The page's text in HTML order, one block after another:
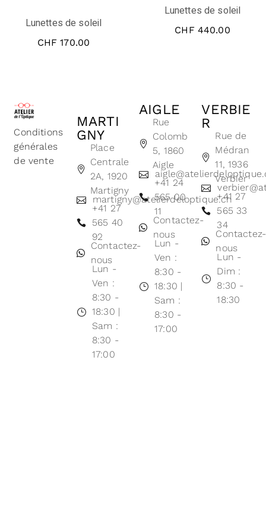
Lunettes de soleil
CHF 170.00
Lunettes de soleil
CHF 440.00
Conditions
générales
de vente
MARTI
GNY
Place
Centrale
2A, 1920
Martigny
martigny@atelierdeloptique.ch
+41 27
565 40
92
Contactez-
nous
Lun -
Ven :
8:30 -
18:30 |
Sam :
8:30 -
17:00
AIGLE
Rue
Colomb
5, 1860
Aigle
+41 24
565 00
11
Contactez-
nous
Lun -
Ven :
8:30 -
18:30 |
Sam :
8:30 -
17:00
VERBIE
R
Rue de
Médran
11, 1936
Verbier
+41 27
565 33
34
Contactez-
nous
Lun -
Dim :
8:30 -
18:30